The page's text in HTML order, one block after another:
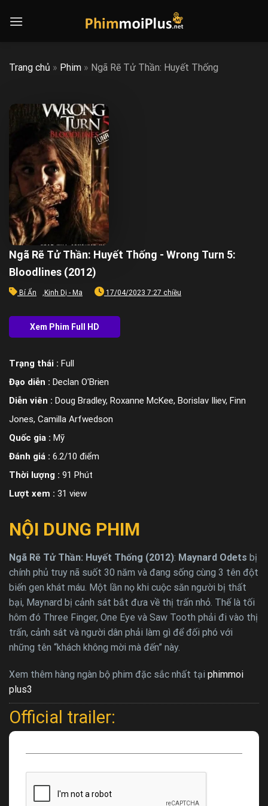
Trang chủ » Phim » Ngã Rẽ Tử Thần: Huyết Thống
Ngã Rẽ Tử Thần: Huyết Thống - Wrong Turn 5:
Bloodlines (2012)
Bí Ẩn , Kinh Dị - Ma 17/04/2023 7:27 chiều
Trạng thái : Full
Đạo diễn : Declan O'Brien
Diễn viên : Doug Bradley, Roxanne McKee, Borislav Iliev, Finn
Jones, Camilla Arfwedson
Quốc gia : Mỹ
Đánh giá : 6.2/10 điểm
Thời lượng : 91 Phút
Lượt xem : 31 view
NỘI DUNG PHIM
Ngã Rẽ Tử Thần: Huyết Thống (2012): Maynard Odets bị
chính phủ truy nã suốt 30 năm và đang sống cùng 3 tên đột
biến gen khát máu. Một lần nọ khi cuộc săn người bị thất
bại, Maynard bị cảnh sát bắt đưa về thị trấn nhỏ. Thế là tối
hôm đó Three Finger, One Eye và Saw Tooth phải đi vào thị
trấn, cảnh sát và người dân phải làm gì để đối phó với
những tên “khách không mời mà đến” này.
Xem thêm hàng ngàn bộ phim đặc sắc nhất tại phimmoi
plus3
Official trailer: